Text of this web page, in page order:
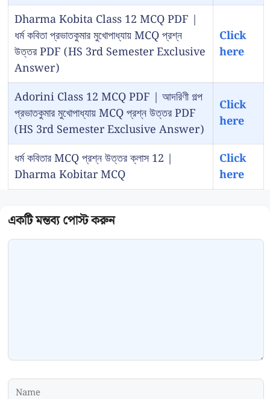
Dharma Kobita Class 12 MCQ PDF |
ধর্ম কবিতা প্রভাতকুমার মুখোপাধ্যায় MCQ প্রশ্ন
উত্তর PDF (HS 3rd Semester Exclusive
Answer)
Click
here
Adorini Class 12 MCQ PDF | আদরিণী গল্প
প্রভাতকুমার মুখোপাধ্যায় MCQ প্রশ্ন উত্তর PDF
(HS 3rd Semester Exclusive Answer)
Click
here
ধর্ম কবিতার MCQ প্রশ্ন উত্তর ক্লাস 12 |
Dharma Kobitar MCQ
Click
here
Comment
Name